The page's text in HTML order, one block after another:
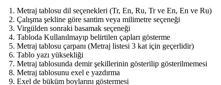
1. Metraj tablosu dil seçenekleri (Tr, En, Ru, Tr ve En, En ve Ru)
2. Çalışma şekline göre santim veya milimetre seçeneği
3. Virgülden sonraki basamak seçeneği
4. Tabloda Kullanılmayıp belirtilen çapları gösterme
5. Metraj tablosu çarpanı (Metraj listesi 3 kat için geçerlidir)
6. Tablo yazı yüksekliği
7. Metraj tablosunda demir şekillerinin gösterilip gösterilmemesi
8. Metraj tablosunu exel e yazdırma
9. Exel de büküm boylarını göstermesi